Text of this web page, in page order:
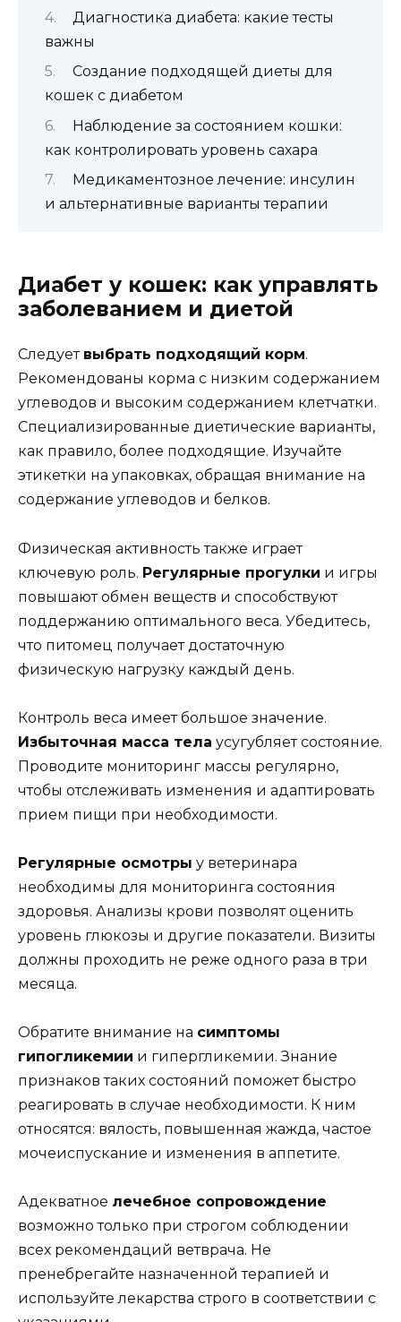
Диагностика диабета: какие тесты
важны
Создание подходящей диеты для
кошек с диабетом
Наблюдение за состоянием кошки:
как контролировать уровень сахара
Медикаментозное лечение: инсулин
и альтернативные варианты терапии
Диабет у кошек: как управлять
заболеванием и диетой
Следует выбрать подходящий корм.
Рекомендованы корма с низким содержанием
углеводов и высоким содержанием клетчатки.
Специализированные диетические варианты,
как правило, более подходящие. Изучайте
этикетки на упаковках, обращая внимание на
содержание углеводов и белков.
Физическая активность также играет
ключевую роль. Регулярные прогулки и игры
повышают обмен веществ и способствуют
поддержанию оптимального веса. Убедитесь,
что питомец получает достаточную
физическую нагрузку каждый день.
Контроль веса имеет большое значение.
Избыточная масса тела усугубляет состояние.
Проводите мониторинг массы регулярно,
чтобы отслеживать изменения и адаптировать
прием пищи при необходимости.
Регулярные осмотры у ветеринара
необходимы для мониторинга состояния
здоровья. Анализы крови позволят оценить
уровень глюкозы и другие показатели. Визиты
должны проходить не реже одного раза в три
месяца.
Обратите внимание на симптомы
гипогликемии и гипергликемии. Знание
признаков таких состояний поможет быстро
реагировать в случае необходимости. К ним
относятся: вялость, повышенная жажда, частое
мочеиспускание и изменения в аппетите.
Адекватное лечебное сопровождение
возможно только при строгом соблюдении
всех рекомендаций ветврача. Не
пренебрегайте назначенной терапией и
используйте лекарства строго в соответствии с